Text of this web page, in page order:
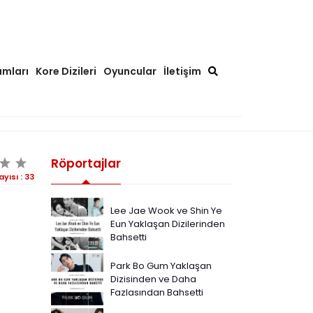
Kore Dizileri Oyuncular İletişim
: 33
Röportajlar
Lee Jae Wook ve Shin Ye
Eun Yaklaşan Dizilerinden
Bahsetti
Park Bo Gum Yaklaşan
Dizisinden ve Daha
Fazlasından Bahsetti